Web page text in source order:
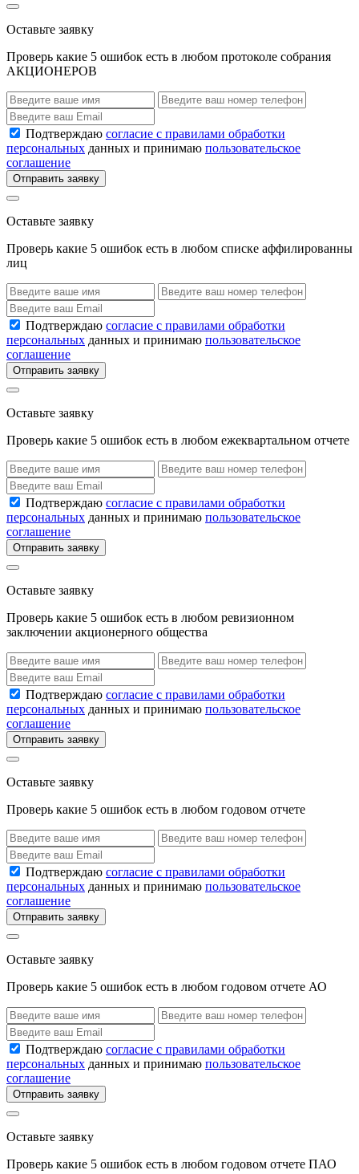
Оставьте заявку
Проверь какие 5 ошибок есть в любом протоколе собрания
АКЦИОНЕРОВ
Подтверждаю согласие с правилами обработки
персональных данных и принимаю пользовательское
соглашение
Отправить заявку
Оставьте заявку
Проверь какие 5 ошибок есть в любом списке аффилированны
лиц
Подтверждаю согласие с правилами обработки
персональных данных и принимаю пользовательское
соглашение
Отправить заявку
Оставьте заявку
Проверь какие 5 ошибок есть в любом ежеквартальном отчете
Подтверждаю согласие с правилами обработки
персональных данных и принимаю пользовательское
соглашение
Отправить заявку
Оставьте заявку
Проверь какие 5 ошибок есть в любом ревизионном
заключении акционерного общества
Подтверждаю согласие с правилами обработки
персональных данных и принимаю пользовательское
соглашение
Отправить заявку
Оставьте заявку
Проверь какие 5 ошибок есть в любом годовом отчете
Подтверждаю согласие с правилами обработки
персональных данных и принимаю пользовательское
соглашение
Отправить заявку
Оставьте заявку
Проверь какие 5 ошибок есть в любом годовом отчете АО
Подтверждаю согласие с правилами обработки
персональных данных и принимаю пользовательское
соглашение
Отправить заявку
Оставьте заявку
Проверь какие 5 ошибок есть в любом годовом отчете ПАО